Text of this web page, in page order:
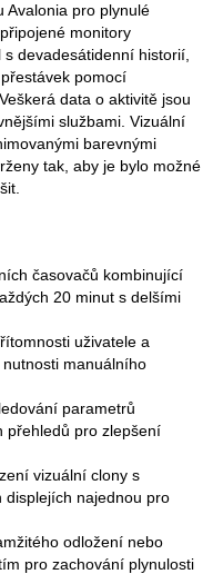
Avalonia pro plynulé
monitory
devadesátidenní historií,
pomocí
data o aktivitě jsou
službami. Vizuální
barevnými
tak, aby je bylo možné
časovačů kombinující
20 minut s delšími
uživatele a
manuálního
parametrů
přehledů pro zlepšení
vizuální clony s
displejích najednou pro
odložení nebo
pro zachování plynulosti